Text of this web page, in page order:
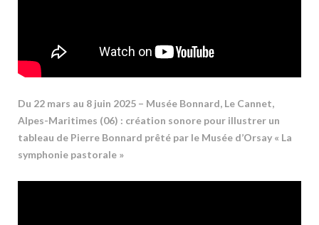
Du 22 mars au 8 juin 2025 – Musée Bonnard, Le Cannet,
Alpes-Maritimes (06) : création sonore pour illustrer un
tableau de Pierre Bonnard prêté par le Musée d’Orsay « La
symphonie pastorale »